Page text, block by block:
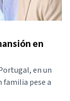
en
en un
familia pese a